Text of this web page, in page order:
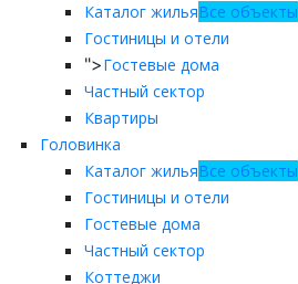
Каталог жильяВсе объекты
Гостиницы и отели
">Гостевые дома
Частный сектор
Квартиры
Головинка
Каталог жильяВсе объекты
Гостиницы и отели
Гостевые дома
Частный сектор
Коттеджи